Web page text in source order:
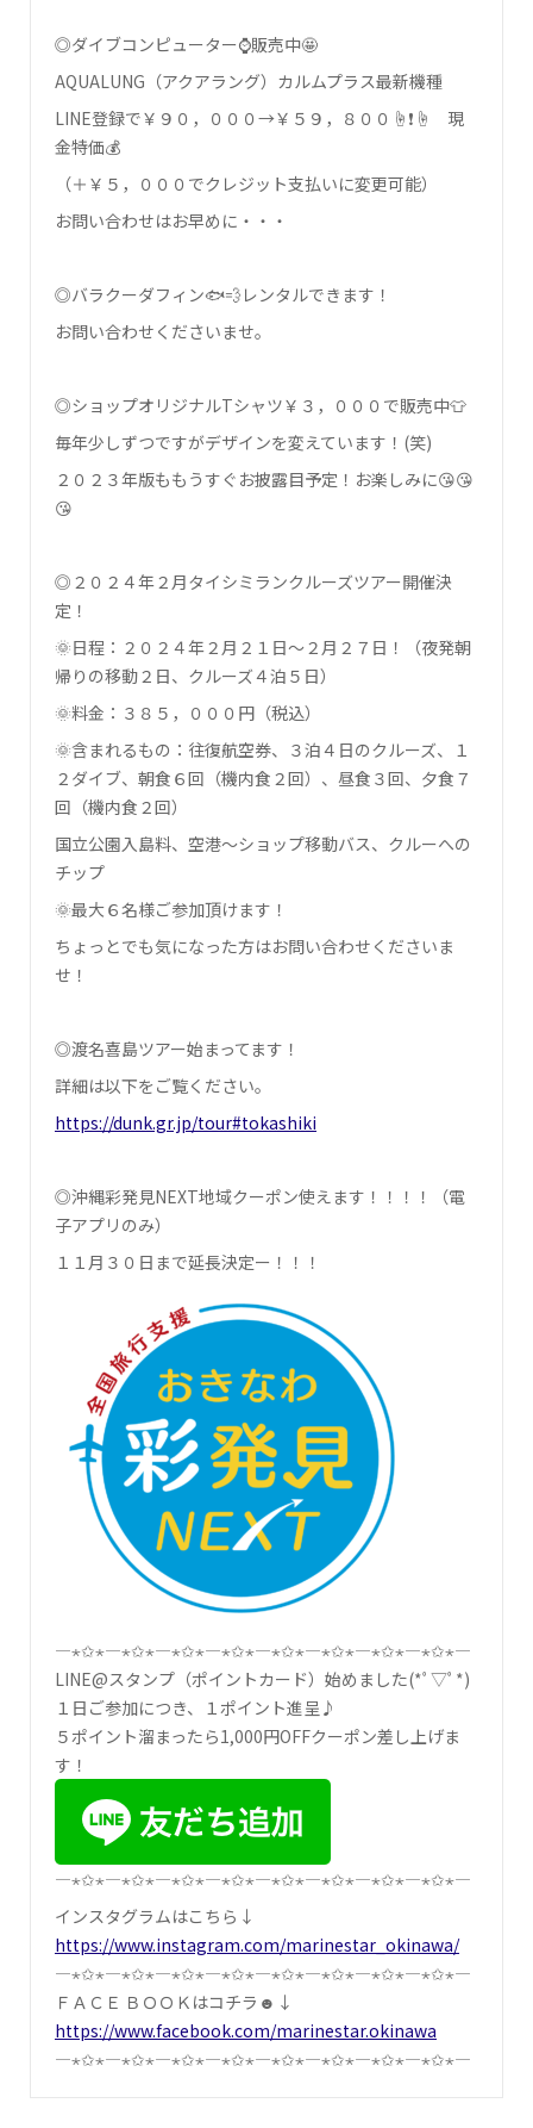
◎ダイブコンピューター⌚販売中🤩
AQUALUNG（アクアラング）カルムプラス最新機種
LINE登録で￥９０，０００→￥５９，８００☝❗☝ 現
金特価💰
（＋￥５，０００でクレジット支払いに変更可能）
お問い合わせはお早めに・・・
◎バラクーダフィン🐟💨レンタルできます！
お問い合わせくださいませ。
◎ショップオリジナルTシャツ￥３，０００で販売中👕
毎年少しずつですがデザインを変えています！(笑)
２０２３年版ももうすぐお披露目予定！お楽しみに😘😘
😘
◎２０２４年２月タイシミランクルーズツアー開催決
定！
🌞日程：２０２４年２月２１日～２月２７日！（夜発朝
帰りの移動２日、クルーズ４泊５日）
🌞料金：３８５，０００円（税込）
🌞含まれるもの：往復航空券、３泊４日のクルーズ、１
２ダイブ、朝食６回（機内食２回）、昼食３回、夕食７
回（機内食２回）
国立公園入島料、空港～ショップ移動バス、クルーへの
チップ
🌞最大６名様ご参加頂けます！
ちょっとでも気になった方はお問い合わせくださいま
せ！
◎渡名喜島ツアー始まってます！
詳細は以下をご覧ください。
https://dunk.gr.jp/tour#tokashiki
◎沖縄彩発見NEXT地域クーポン使えます！！！！（電
子アプリのみ）
１１月３０日まで延長決定ー！！！
―⋆✩⋆―⋆✩⋆―⋆✩⋆―⋆✩⋆―⋆✩⋆―⋆✩⋆―⋆✩⋆―⋆✩⋆―
LINE@スタンプ（ポイントカード）始めました(*ﾟ▽ﾟ*)
１日ご参加につき、１ポイント進呈♪
５ポイント溜まったら1,000円OFFクーポン差し上げま
す！
―⋆✩⋆―⋆✩⋆―⋆✩⋆―⋆✩⋆―⋆✩⋆―⋆✩⋆―⋆✩⋆―⋆✩⋆―
インスタグラムはこちら↓
https://www.instagram.com/marinestar_okinawa/
―⋆✩⋆―⋆✩⋆―⋆✩⋆―⋆✩⋆―⋆✩⋆―⋆✩⋆―⋆✩⋆―⋆✩⋆―
ＦＡＣＥ ＢＯＯＫはコチラ☻↓
https://www.facebook.com/marinestar.okinawa
―⋆✩⋆―⋆✩⋆―⋆✩⋆―⋆✩⋆―⋆✩⋆―⋆✩⋆―⋆✩⋆―⋆✩⋆―